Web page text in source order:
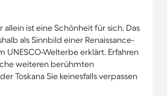
allein ist eine Schönheit für sich. Das
als Sinnbild einer Renaissance-
UNESCO-Welterbe erklärt. Erfahren
weiteren berühmten
Toskana Sie keinesfalls verpassen